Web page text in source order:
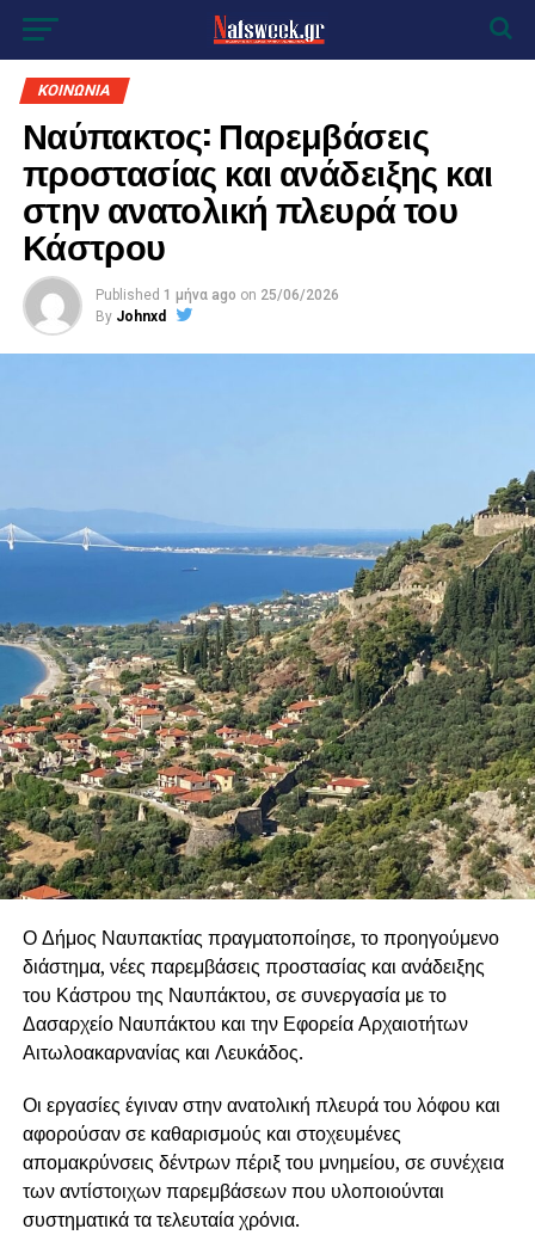
ΚΟΙΝΩΝΙΑ
Ναύπακτος: Παρεμβάσεις
προστασίας και ανάδειξης και
στην ανατολική πλευρά του
Κάστρου
Published 1 μήνα ago on 25/06/2026
By Johnxd
Ο Δήμος Ναυπακτίας πραγματοποίησε, το προηγούμενο
διάστημα, νέες παρεμβάσεις προστασίας και ανάδειξης
του Κάστρου της Ναυπάκτου, σε συνεργασία με το
Δασαρχείο Ναυπάκτου και την Εφορεία Αρχαιοτήτων
Αιτωλοακαρνανίας και Λευκάδος.
Οι εργασίες έγιναν στην ανατολική πλευρά του λόφου και
αφορούσαν σε καθαρισμούς και στοχευμένες
απομακρύνσεις δέντρων πέριξ του μνημείου, σε συνέχεια
των αντίστοιχων παρεμβάσεων που υλοποιούνται
συστηματικά τα τελευταία χρόνια.